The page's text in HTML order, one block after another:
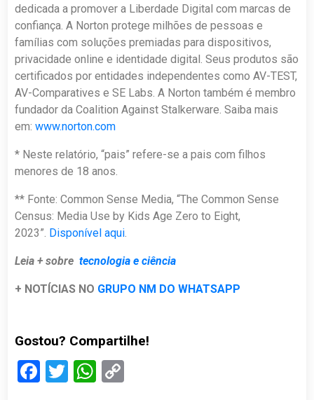
dedicada a promover a Liberdade Digital com marcas de
confiança. A Norton protege milhões de pessoas e
famílias com soluções premiadas para dispositivos,
privacidade online e identidade digital. Seus produtos são
certificados por entidades independentes como AV-TEST,
AV-Comparatives e SE Labs. A Norton também é membro
fundador da Coalition Against Stalkerware. Saiba mais
em: www.norton.com
* Neste relatório, “pais” refere-se a pais com filhos
menores de 18 anos.
** Fonte: Common Sense Media, “The Common Sense
Census: Media Use by Kids Age Zero to Eight,
2023”. Disponível aqui.
Leia + sobre tecnologia e ciência
+ NOTÍCIAS NO GRUPO NM DO WHATSAPP
Gostou? Compartilhe!
Facebook
TwitterWhatsApp